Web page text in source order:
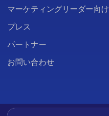
マーケティングリーダー向け
プレス
パートナー
お問い合わせ